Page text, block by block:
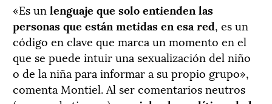
«Es un lenguaje que solo entienden las
personas que están metidas en esa red, es un
código en clave que marca un momento en el
que se puede intuir una sexualización del niño
o de la niña para informar a su propio grupo»,
comenta Montiel. Al ser comentarios neutros